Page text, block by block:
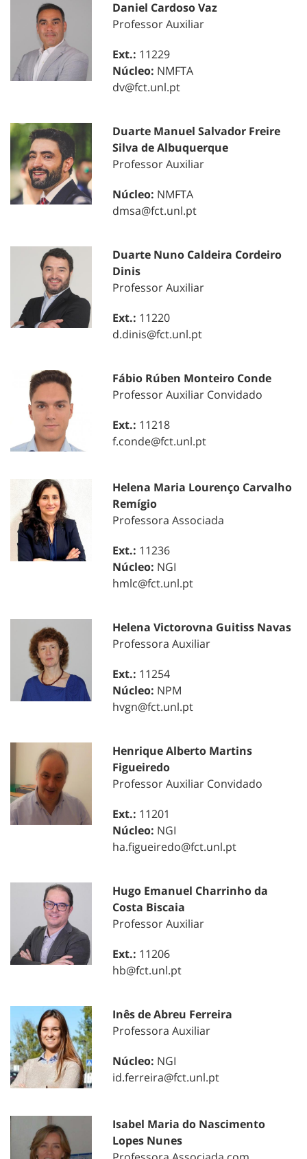
Daniel Cardoso Vaz
Professor Auxiliar
Ext.: 11229
Núcleo: NMFTA
dv@fct.unl.pt
Duarte Manuel Salvador Freire
Silva de Albuquerque
Professor Auxiliar
Núcleo: NMFTA
dmsa@fct.unl.pt
Duarte Nuno Caldeira Cordeiro
Dinis
Professor Auxiliar
Ext.: 11220
d.dinis@fct.unl.pt
Fábio Rúben Monteiro Conde
Professor Auxiliar Convidado
Ext.: 11218
f.conde@fct.unl.pt
Helena Maria Lourenço Carvalho
Remígio
Professora Associada
Ext.: 11236
Núcleo: NGI
hmlc@fct.unl.pt
Helena Victorovna Guitiss Navas
Professora Auxiliar
Ext.: 11254
Núcleo: NPM
hvgn@fct.unl.pt
Henrique Alberto Martins
Figueiredo
Professor Auxiliar Convidado
Ext.: 11201
Núcleo: NGI
ha.figueiredo@fct.unl.pt
Hugo Emanuel Charrinho da
Costa Biscaia
Professor Auxiliar
Ext.: 11206
hb@fct.unl.pt
Inês de Abreu Ferreira
Professora Auxiliar
Núcleo: NGI
id.ferreira@fct.unl.pt
Isabel Maria do Nascimento
Lopes Nunes